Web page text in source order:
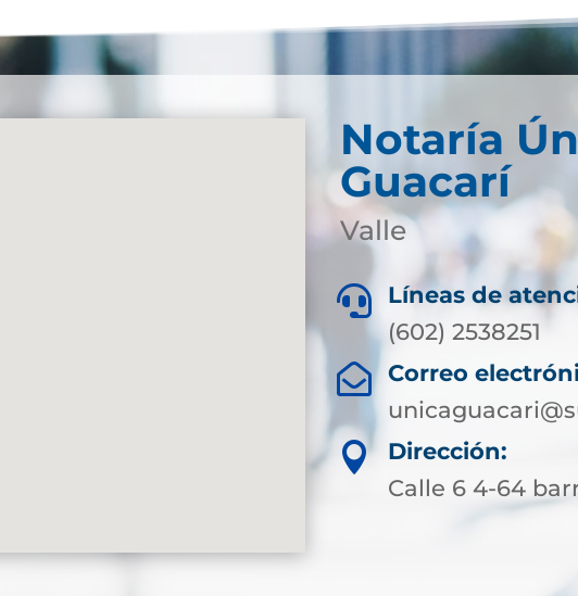
Notaría
Guacarí
Valle

Líneas de
(602) 2538251

Correo

Dirección:
Calle 6 4-64